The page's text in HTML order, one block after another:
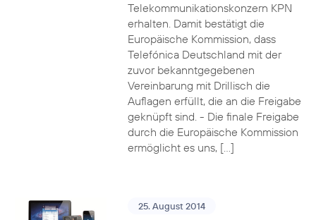
Telekommunikationskonzern KPN
erhalten. Damit bestätigt die
Europäische Kommission, dass
Telefónica Deutschland mit der
zuvor bekanntgegebenen
Vereinbarung mit Drillisch die
Auflagen erfüllt, die an die Freigabe
geknüpft sind. - Die finale Freigabe
durch die Europäische Kommission
ermöglicht es uns, […]
25. August 2014